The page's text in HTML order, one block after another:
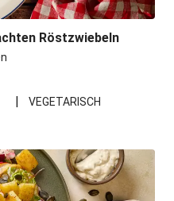
Röstzwiebeln
|
VEGETARISCH